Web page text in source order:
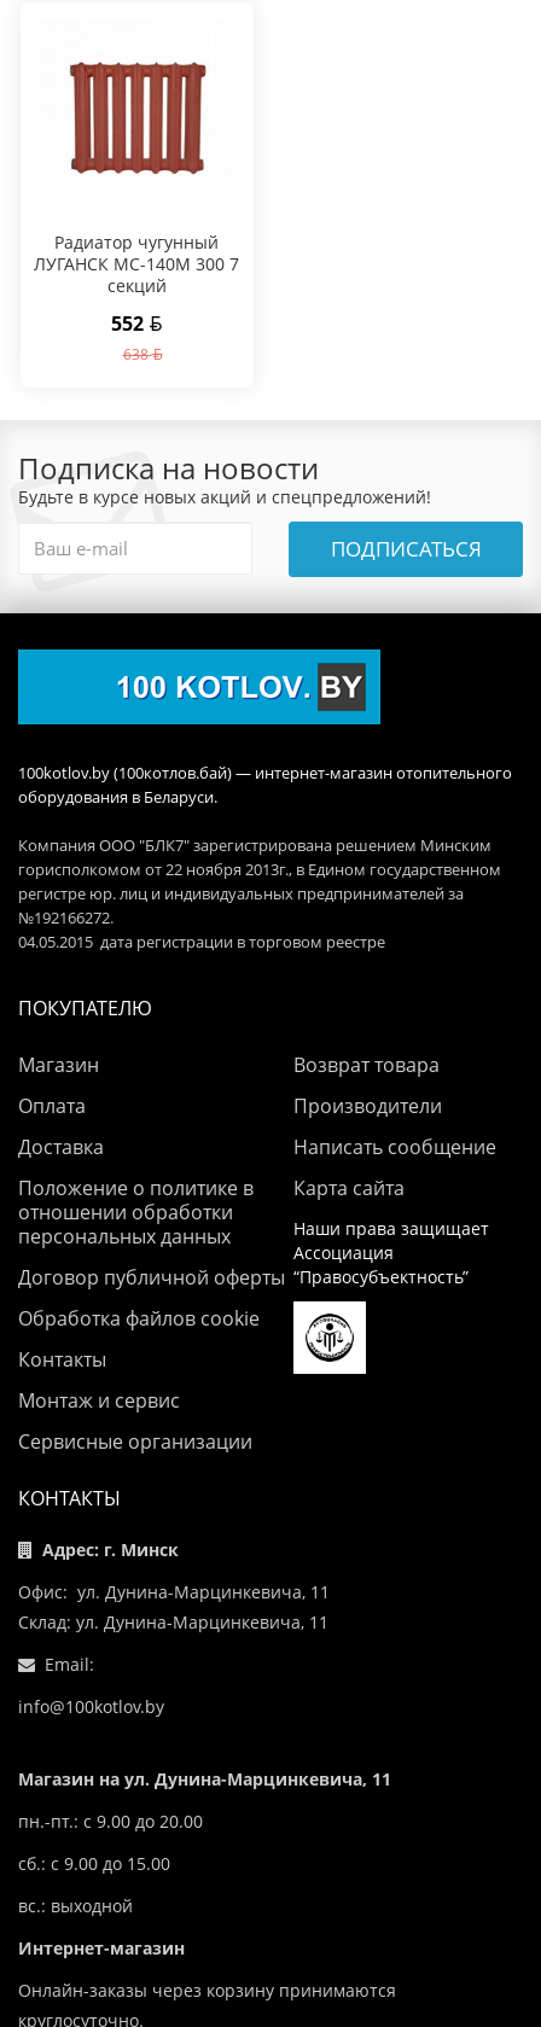
Радиатор чугунный
ЛУГАНСК МС-140М 300 7
секций
552
638
Подписка на новости
Будьте в курсе новых акций и спецпредложений!
ПОДПИСАТЬСЯ
100kotlov.by (100котлов.бай) — интернет-магазин отопительного
оборудования в Беларуси.
Компания ООО "БЛК7" зарегистрирована решением Минским
горисполкомом от 22 ноября 2013г., в Едином государственном
регистре юр. лиц и индивидуальных предпринимателей за
№192166272.
04.05.2015 дата регистрации в торговом реестре
ПОКУПАТЕЛЮ
Магазин
Оплата
Доставка
Положение о политике в
отношении обработки
персональных данных
Договор публичной оферты
Обработка файлов cookie
Контакты
Монтаж и сервис
Сервисные организации
Возврат товара
Производители
Написать сообщение
Карта сайта
Наши права защищает
Ассоциация
“Правосубъектность”
КОНТАКТЫ
Адрес: г. Минск
Офис: ул. Дунина-Марцинкевича, 11
Склад: ул. Дунина-Марцинкевича, 11
Email:
info@100kotlov.by
Магазин на ул. Дунина-Марцинкевича, 11
пн.-пт.: с 9.00 до 20.00
сб.: с 9.00 до 15.00
вс.: выходной
Интернет-магазин
Онлайн-заказы через корзину принимаются
круглосуточно.